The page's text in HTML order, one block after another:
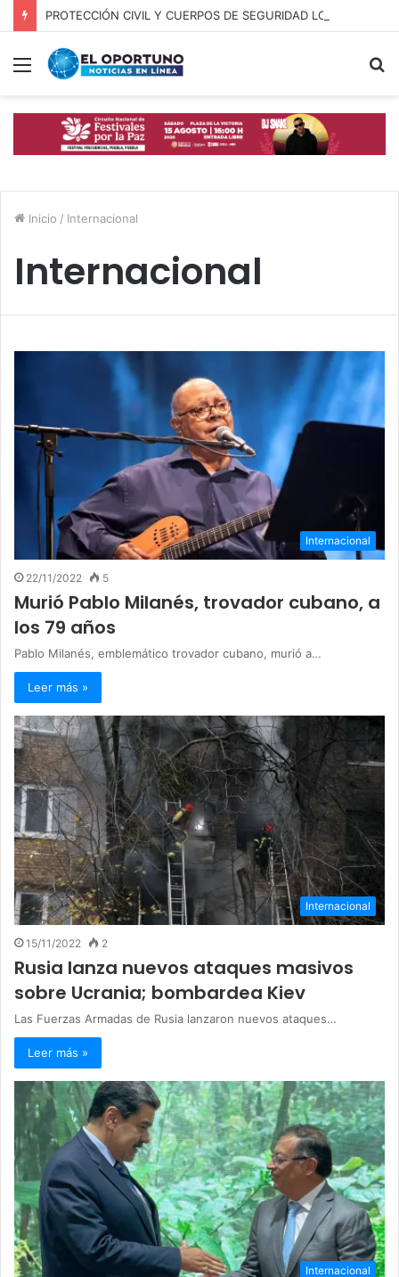
Menú
Inicio / Internacional
Internacional
Internacional
22/11/2022 5
Murió Pablo Milanés, trovador cubano, a
los 79 años
Pablo Milanés, emblemático trovador cubano, murió a…
Leer más »
Internacional
15/11/2022 2
Rusia lanza nuevos ataques masivos
sobre Ucrania; bombardea Kiev
Las Fuerzas Armadas de Rusia lanzaron nuevos ataques…
Leer más »
Internacional